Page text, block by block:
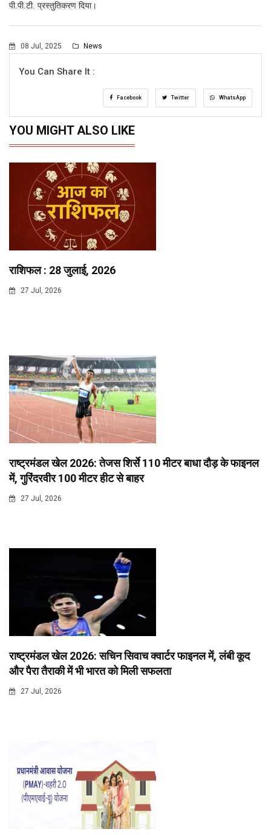
पी.पी.टी. प्रस्तुतिकरण दिया।
08 Jul, 2025 News
You Can Share It :
Facebook Twitter WhatsApp
YOU MIGHT ALSO LIKE
राशिफल : 28 जुलाई, 2026
27 Jul, 2026
राष्ट्रमंडल खेल 2026: तेजस शिर्से 110 मीटर बाधा दौड़ के फाइनल
में, गुरिंदरवीर 100 मीटर हीट से बाहर
27 Jul, 2026
राष्ट्रमंडल खेल 2026: सचिन सिवाच क्वार्टर फाइनल में, लंबी कूद
और पैरा तैराकी में भी भारत को मिली सफलता
27 Jul, 2026